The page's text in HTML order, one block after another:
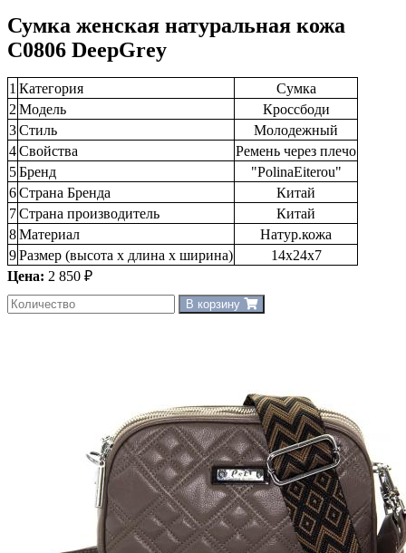
Сумка женская натуральная кожа
C0806 DeepGrey
1 Категория
Сумка
2 Модель
Кроссбоди
3Стиль
Молодежный
4Свойства
Ремень через плечо
5Бренд
"PolinaEiterou"
6Страна Бренда
Китай
7Страна производитель
Китай
8Материал
Натур.кожа
9Размер (высота х длина х ширина)
14х24х7
Цена: 2 850 ₽
В корзину